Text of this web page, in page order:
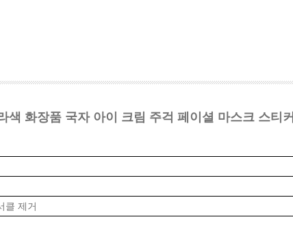
색 화장품 국자 아이 크림 주걱 페이셜 마스크 스티커
클 제거